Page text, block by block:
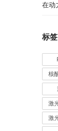
在动
标签